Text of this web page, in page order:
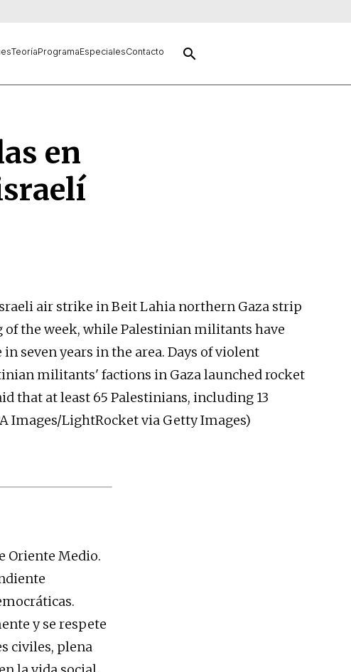
TeoríaProgramaEspecialesContacto search
en
air strike in Beit Lahia northern Gaza strip
the week, while Palestinian militants have
seven years in the area. Days of violent
militants' factions in Gaza launched rocket
that at least 65 Palestinians, including 13
Images/LightRocket via Getty Images)
Oriente Medio.
y se respete
civiles, plena